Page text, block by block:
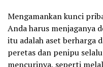
Mengamankan kunci
Anda harus menjaganya
itu adalah aset berharga
peretas dan penipu
mencurinya, seperti